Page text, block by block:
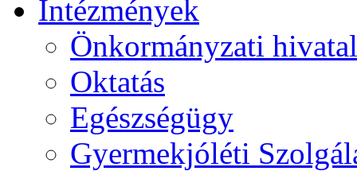
Intézmények
Önkormányzati hivatal
Oktatás
Egészségügy
Gyermekjóléti